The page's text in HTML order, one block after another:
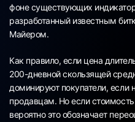
фоне существующих
разработанный известным
Майером.
Как правило, если цена
200-дневной скользящей
доминируют покупатели, если
продавцам. Но если
вероятно это обозначает